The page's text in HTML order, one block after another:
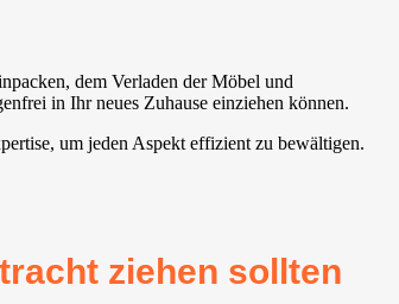
dem Verladen der Möbel und
in Ihr neues Zuhause einziehen können.
um jeden Aspekt effizient zu bewältigen.
ziehen sollten